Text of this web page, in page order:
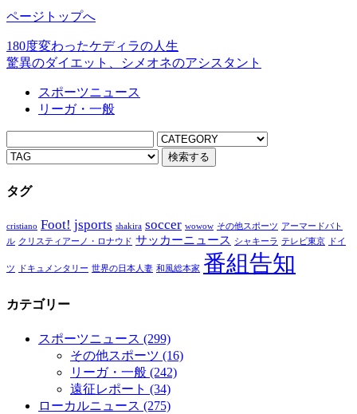
ページトップへ
180度変わったケディラの人生
驚異のダイエット、シメオネのアシスタント
スポーツニュース
リーガ・一般
タグ
cristiano Foot! jsports shakira soccer wowow その他スポーツ アーマードバト
ル クリスティアーノ・ロナウド サッカーニュース シャキーラ テレビ東京 ドイ
ツ ドキュメンタリー 世界の日本人妻 和風総本家 番組告知
カテゴリー
スポーツニュース (299)
その他スポーツ (16)
リーガ・一般 (242)
遠征レポート (34)
ローカルニュース (275)